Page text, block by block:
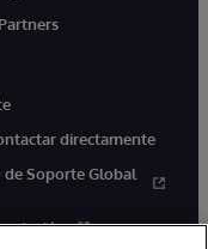
directamente
de Soporte Global